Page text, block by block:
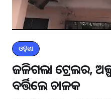
ଓଡ଼ିଶା
ଜଳିଗଲା ଟ୍ରେଲର,
ବର୍ତ୍ତିଲେ ଚାଳକ